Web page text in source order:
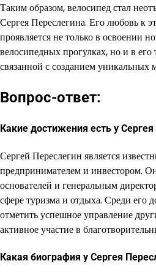
Таким образом, велосипед стал
Сергея Переслегина. Его любовь к
проявляется не только в освоении
велосипедных прогулках, но и в его
связанной с созданием уникальных
Вопрос-ответ:
Какие достижения есть у
Сергей Переслегин является
предпринимателем и инвестором.
основателей и генеральным
сфере туризма и отдыха. Среди его
отметить успешное управление
активное участие в
Какая биография у Сергея